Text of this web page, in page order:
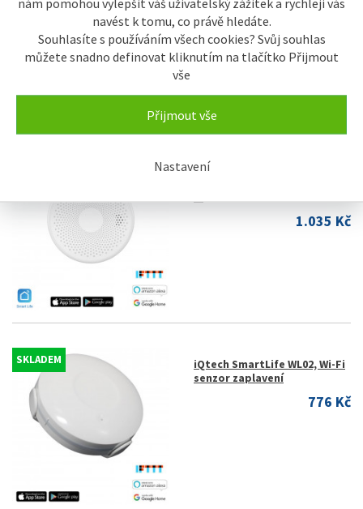
navést k tomu, co právě hledáte.
Souhlasíte s používáním všech cookies? Svůj souhlas
můžete snadno definovat kliknutím na tlačítko Přijmout
vše
Přijmout vše
Nastavení
498 Kč
iQtech SmartLife Combo CO +
1.035 Kč
SKLADEM
iQtech SmartLife WL02, Wi-Fi
senzor zaplavení
776 Kč